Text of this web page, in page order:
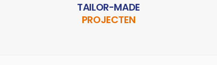
TAILOR-MADE
PROJECTEN